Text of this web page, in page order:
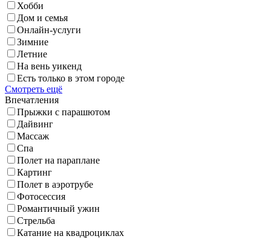
Хобби
Дом и семья
Онлайн-услуги
Зимние
Летние
На вень уикенд
Есть только в этом городе
Смотреть ещё
Впечатления
Прыжки с парашютом
Дайвинг
Массаж
Спа
Полет на параплане
Картинг
Полет в аэротрубе
Фотосессия
Романтичный ужин
Стрельба
Катание на квадроциклах